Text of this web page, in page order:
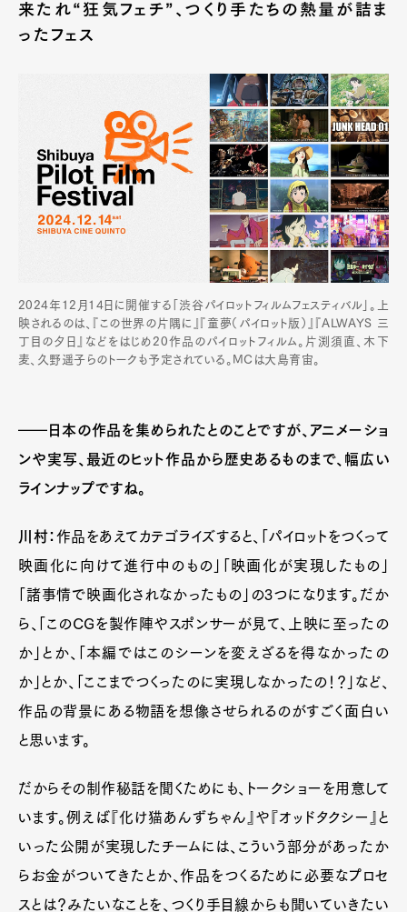
Gourmet
Cars
ProductCultureLifestyle
来たれ“狂気フェチ”、つくり手たちの熱量が詰ま
ったフェス
2024年12月14日に開催する「渋谷パイロットフィルムフェスティバル」。上
映されるのは、『この世界の片隅に』『童夢（パイロット版）』『ALWAYS 三
丁目の夕日』などをはじめ20作品のパイロットフィルム。片渕須直、木下
麦、久野遥子らのトークも予定されている。MCは大島育宙。
――日本の作品を集められたとのことですが、アニメーショ
ンや実写、最近のヒット作品から歴史あるものまで、幅広い
ラインナップですね。
川村：作品をあえてカテゴライズすると、「パイロットをつくって
映画化に向けて進行中のもの」「映画化が実現したもの」
「諸事情で映画化されなかったもの」の3つになります。だか
ら、「このCGを製作陣やスポンサーが見て、上映に至ったの
か」とか、「本編ではこのシーンを変えざるを得なかったの
か」とか、「ここまでつくったのに実現しなかったの！？」など、
作品の背景にある物語を想像させられるのがすごく面白い
と思います。
だからその制作秘話を聞くためにも、トークショーを用意して
います。例えば『化け猫あんずちゃん』や『オッドタクシー』と
いった公開が実現したチームには、こういう部分があったか
らお金がついてきたとか、作品をつくるために必要なプロセ
スとは？みたいなことを、つくり手目線からも聞いていきたい